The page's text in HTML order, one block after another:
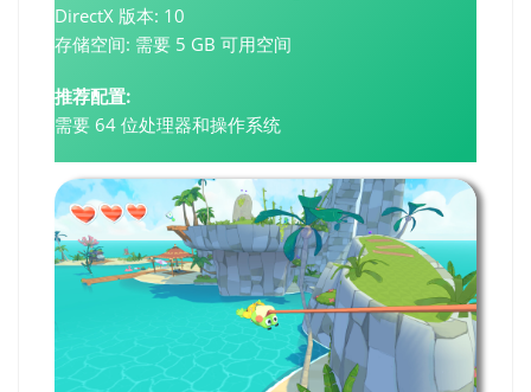
DirectX 版本: 10
存储空间: 需要 5 GB 可用空间
推荐配置:
需要 64 位处理器和操作系统